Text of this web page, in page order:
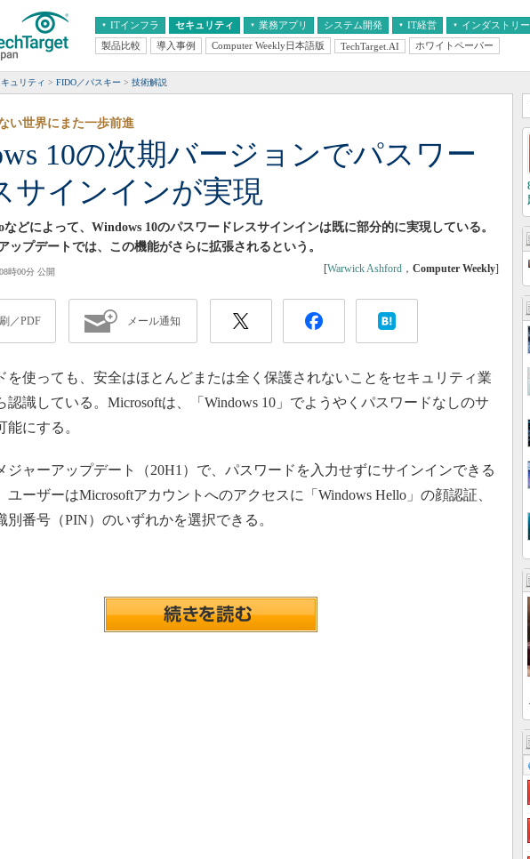
ITインフラ セキュリティ 業務アプリ
エンタープライズAI
ERP
CX
情報系システム
システム開発 IT経営
経営とIT
インダストリー
医療IT
製品比較 導入事例 Computer Weekly日本語版 TechTarget.AI ホワイトペーパー
ュリティ FIDO／パスキー 技術解説
10の次期バージョンでパスワー
サインインが実現
い世界にまた一歩前進
どによって、Windows 10のパスワードレスサインインは既に部分的に実現している。
ップデートでは、この機能がさらに拡張されるという。
時00分 公開 [Warwick Ashford ， Computer Weekly]
／PDF メール通知
使っても、安全はほとんどまたは全く保護されないことをセキュリティ業
認識している。Microsoftは、「Windows 10」でようやくパスワードなしのサ
能にする。
ジャーアップデート（20H1）で、パスワードを入力せずにサインインできる
ユーザーはMicrosoftアカウントへのアクセスに「Windows Hello」の顔認証、
別番号（PIN）のいずれかを選択できる。